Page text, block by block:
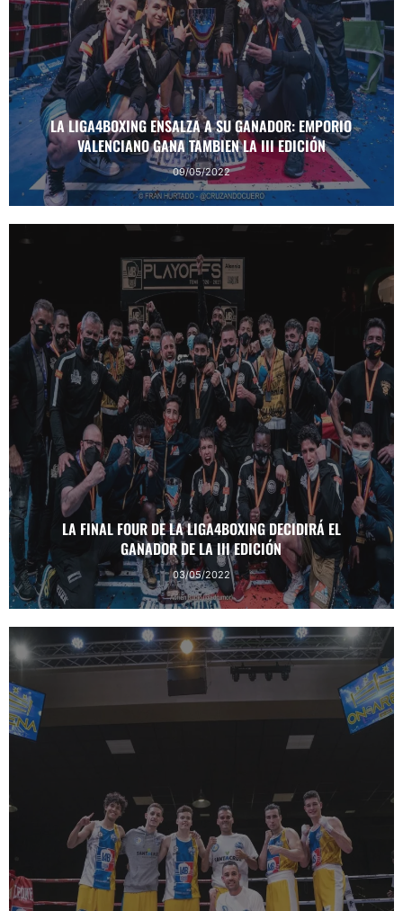
LA LIGA4BOXING ENSALZA A SU GANADOR: EMPORIO
VALENCIANO GANA TAMBIEN LA III EDICIÓN
09/05/2022
LA FINAL FOUR DE LA LIGA4BOXING DECIDIRÁ EL
GANADOR DE LA III EDICIÓN
03/05/2022